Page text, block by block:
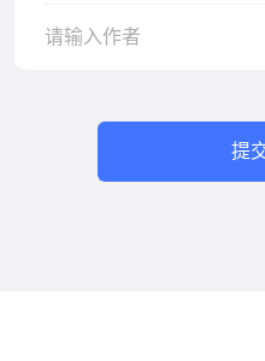
请输入作者
提